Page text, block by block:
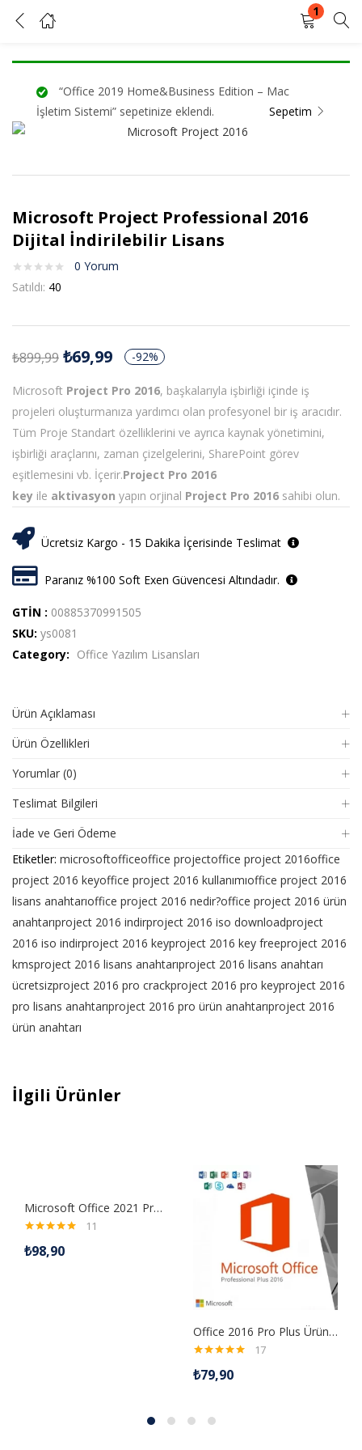
1
KAYIT OL
Kullanıcı adınızı ve şifrenizi girin.
Beni Hatırla Şifrenizi mi unuttunuz?
“Office 2019 Home&Business Edition – Mac
İşletim Sistemi” sepetinize eklendi.
Sepetim
Microsoft Project Professional 2016
Dijital İndirilebilir Lisans
0 Yorum
Satıldı: 40
₺899,99 ₺69,99 -92%
Microsoft Project Pro 2016, başkalarıyla işbirliği içinde iş
projeleri oluşturmanıza yardımcı olan profesyonel bir iş aracıdır.
Tüm Proje Standart özelliklerini ve ayrıca kaynak yönetimini,
işbirliği araçlarını, zaman çizelgelerini, SharePoint görev
eşitlemesini vb. İçerir.Project Pro 2016
key ile aktivasyon yapın orjinal Project Pro 2016 sahibi olun.
Ücretsiz Kargo - 15 Dakika İçerisinde Teslimat
Paranız %100 Soft Exen Güvencesi Altındadır.
GTİN : 00885370991505
SKU: ys0081
Category: Office Yazılım Lisansları
Ürün Açıklaması
Ürün Özellikleri
Yorumlar (0)
Teslimat Bilgileri
İade ve Geri Ödeme
Etiketler: microsoftofficeoffice projectoffice project 2016office
project 2016 keyoffice project 2016 kullanımıoffice project 2016
lisans anahtarıoffice project 2016 nedir?office project 2016 ürün
anahtarıproject 2016 indirproject 2016 iso downloadproject
2016 iso indirproject 2016 keyproject 2016 key freeproject 2016
kmsproject 2016 lisans anahtarıproject 2016 lisans anahtarı
ücretsizproject 2016 pro crackproject 2016 pro keyproject 2016
pro lisans anahtarıproject 2016 pro ürün anahtarıproject 2016
ürün anahtarı
İlgili Ürünler
Microsoft Office 2021 Professional Plus Lisans Anahtarı
5.00oy aldı
11
₺98,90
Office 2016 Pro Plus Ürün Anahtarı
5.00oy aldı
17
₺79,90